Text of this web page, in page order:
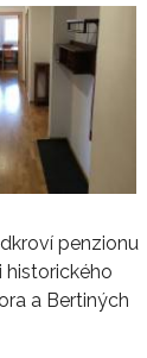
penzionu
historického
a Bertiných